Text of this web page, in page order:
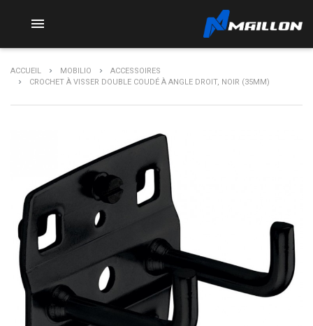

ACCUEIL MOBILIO
ACCESSOIRES
CROCHET À VISSER DOUBLE COUDÉ À ANGLE DROIT, NOIR (35MM)